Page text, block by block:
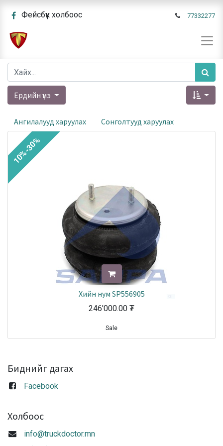
Фейсбүүк холбоос 77332277
Ердийн үнэ
Ангилалууд харуулах Сонголтууд харуулах
Хийн нум SP556905
246'000.00 ₮
Sale
10%-30%
Биднийг дагах
Facebook
Холбоос
info@truckdoctor.mn